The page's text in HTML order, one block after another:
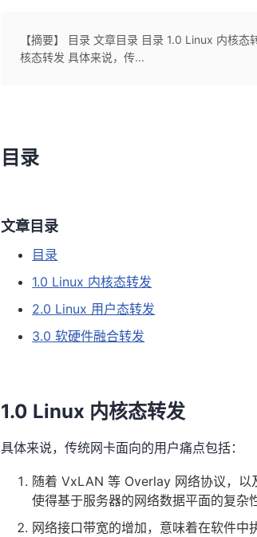
【摘要】 目录 文章目录 目录 1.0 Linux 内核
核态转发 具体来说，传...
目录
文章目录
目录
1.0 Linux 内核态转发
2.0 Linux 用户态转发
3.0 软硬件融合转发
1.0 Linux 内核态转发
具体来说，传统网卡面向的用户痛点包括：
随着 VxLAN 等 Overlay 网络协议，以
使得基于服务器的网络数据平面的复杂
网络接口带宽的增加，意味着在软件